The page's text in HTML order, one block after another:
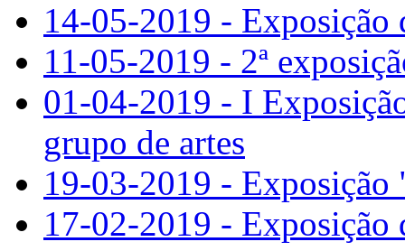
14-05-2019 - Exposição
11-05-2019 - 2ª
01-04-2019 - I
grupo de artes
19-03-2019 -
17-02-2019 - Exposição